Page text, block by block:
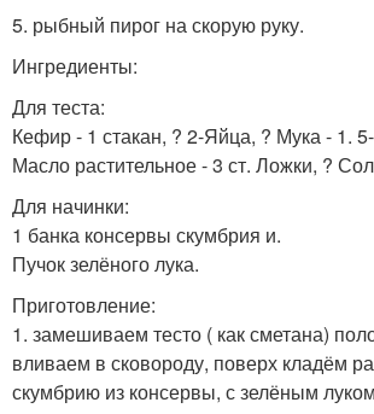
5. рыбный пирог на скорую руку.
Ингредиенты:
Для теста:
Кефир - 1 стакан, ? 2-Яйца, ? Мука - 1.
Масло растительное - 3 ст. Ложки, ?
Для начинки:
1 банка консервы скумбрия и.
Пучок зелёного лука.
Приготовление:
1. замешиваем тесто ( как сметана)
вливаем в сковороду, поверх кладём
скумбрию из консервы, с зелёным